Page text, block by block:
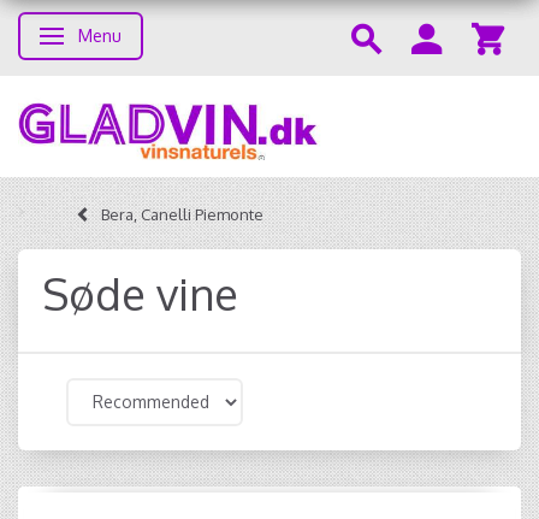
Toggle navigation
Menu
Bera, Canelli Piemonte
Søde vine